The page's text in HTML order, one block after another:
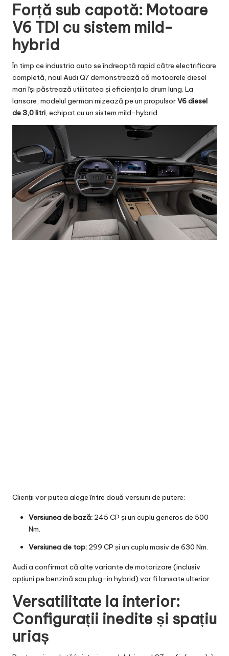
Forță sub capotă: Motoare
V6 TDI cu sistem mild-
hybrid
În timp ce industria auto se îndreaptă rapid către electrificare
completă, noul Audi Q7 demonstrează că motoarele diesel
mari își păstrează utilitatea și eficiența la drum lung. La
lansare, modelul german mizează pe un propulsorV6 diesel
de 3,0 litri, echipat cu un sistem mild-hybrid.
Clienții vor putea alege între două versiuni de putere:
Versiunea de bază: 245 CP și un cuplu generos de 500
Nm.
Versiunea de top: 299 CP și un cuplu masiv de 630 Nm.
Audi a confirmat că alte variante de motorizare (inclusiv
opțiuni pe benzină sau plug-in hybrid) vor fi lansate ulterior.
Versatilitate la interior:
Configurații inedite și spațiu
uriaș